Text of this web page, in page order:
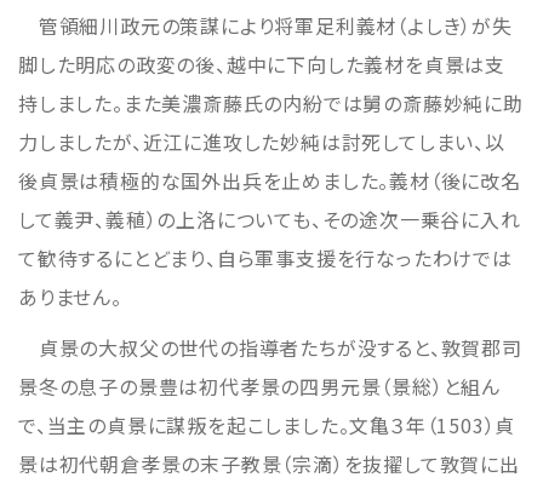
管領細川政元の策謀により将軍足利義材（よしき）が失
脚した明応の政変の後、越中に下向した義材を貞景は支
持しました。また美濃斎藤氏の内紛では舅の斎藤妙純に助
力しましたが、近江に進攻した妙純は討死してしまい、以
後貞景は積極的な国外出兵を止めました。義材（後に改名
して義尹、義稙）の上洛についても、その途次一乗谷に入れ
て歓待するにとどまり、自ら軍事支援を行なったわけでは
ありません。
貞景の大叔父の世代の指導者たちが没すると、敦賀郡司
景冬の息子の景豊は初代孝景の四男元景（景総）と組ん
で、当主の貞景に謀叛を起こしました。文亀３年（1503）貞
景は初代朝倉孝景の末子教景（宗滴）を抜擢して敦賀に出